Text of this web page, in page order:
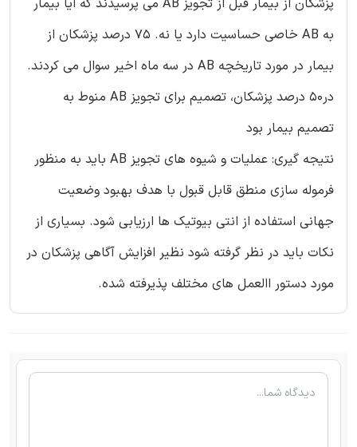
به AB خاصی حساسیت دارد یا نه. 75 درصد پزشکان از
بیمار در مورد تاریخچه AB در سه ماه اخیر سوال می کردند.
در50 درصد پزشکان، تصمیم برای تجویز AB منوط به
تصمیم بیمار بود
نتیجه گیری: عملیات و شیوه های تجویز AB باید به منظور
فرموله سازی منطق قابل قبول با هدف بهبود وضعیت
جهانی استفاده از انتی بیوتیک ها ارزیابی شود. بسیاری از
نکات باید در نظر گرفته شود نظیر افزایش آگاهی پزشکان در
مورد دستور االعمل های مختلف پذیرفته شده.